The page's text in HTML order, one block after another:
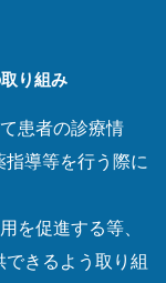
り組み
患者の診療情
導等を行う際に
を促進する等、
きるよう取り組